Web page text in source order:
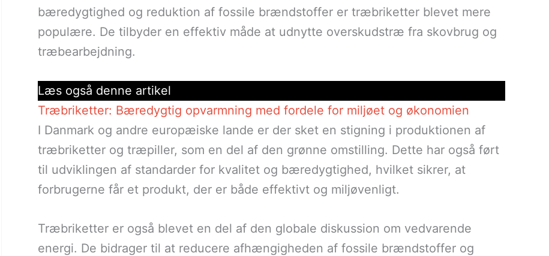
bæredygtighed og reduktion af fossile brændstoffer er træbriketter blevet mere
populære. De tilbyder en effektiv måde at udnytte overskudstræ fra skovbrug og
træbearbejdning.
Læs også denne artikel
Træbriketter: Bæredygtig opvarmning med fordele for miljøet og økonomien
I Danmark og andre europæiske lande er der sket en stigning i produktionen af
træbriketter og træpiller, som en del af den grønne omstilling. Dette har også ført
til udviklingen af standarder for kvalitet og bæredygtighed, hvilket sikrer, at
forbrugerne får et produkt, der er både effektivt og miljøvenligt.
Træbriketter er også blevet en del af den globale diskussion om vedvarende
energi. De bidrager til at reducere afhængigheden af fossile brændstoffer og